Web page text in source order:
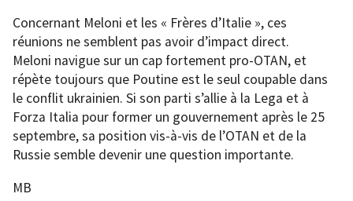
Concernant Meloni et les « Frères d’Italie », ces
réunions ne semblent pas avoir d’impact direct.
Meloni navigue sur un cap fortement pro-OTAN, et
répète toujours que Poutine est le seul coupable dans
le conflit ukrainien. Si son parti s’allie à la Lega et à
Forza Italia pour former un gouvernement après le 25
septembre, sa position vis-à-vis de l’OTAN et de la
Russie semble devenir une question importante.
MB